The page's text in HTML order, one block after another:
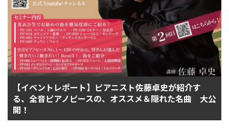
【イベントレポート】ピアニスト佐藤卓史が紹介す
る、全音ピアノピースの、オススメ＆隠れた名曲 大公
開！